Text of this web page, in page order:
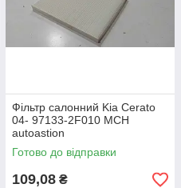
Фільтр салонний Kia Cerato
04- 97133-2F010 MCH
autoastion
Готово до відправки
109,08 ₴